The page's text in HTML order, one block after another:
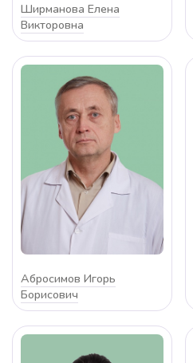
Ширманова Елена
Викторовна
Абросимов Игорь
Борисович